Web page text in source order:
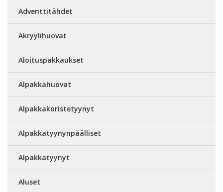
Adventtitähdet
Akryylihuovat
Aloituspakkaukset
Alpakkahuovat
Alpakkakoristetyynyt
Alpakkatyynynpäälliset
Alpakkatyynyt
Aluset